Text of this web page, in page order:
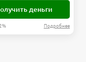
деньги
Подробнее